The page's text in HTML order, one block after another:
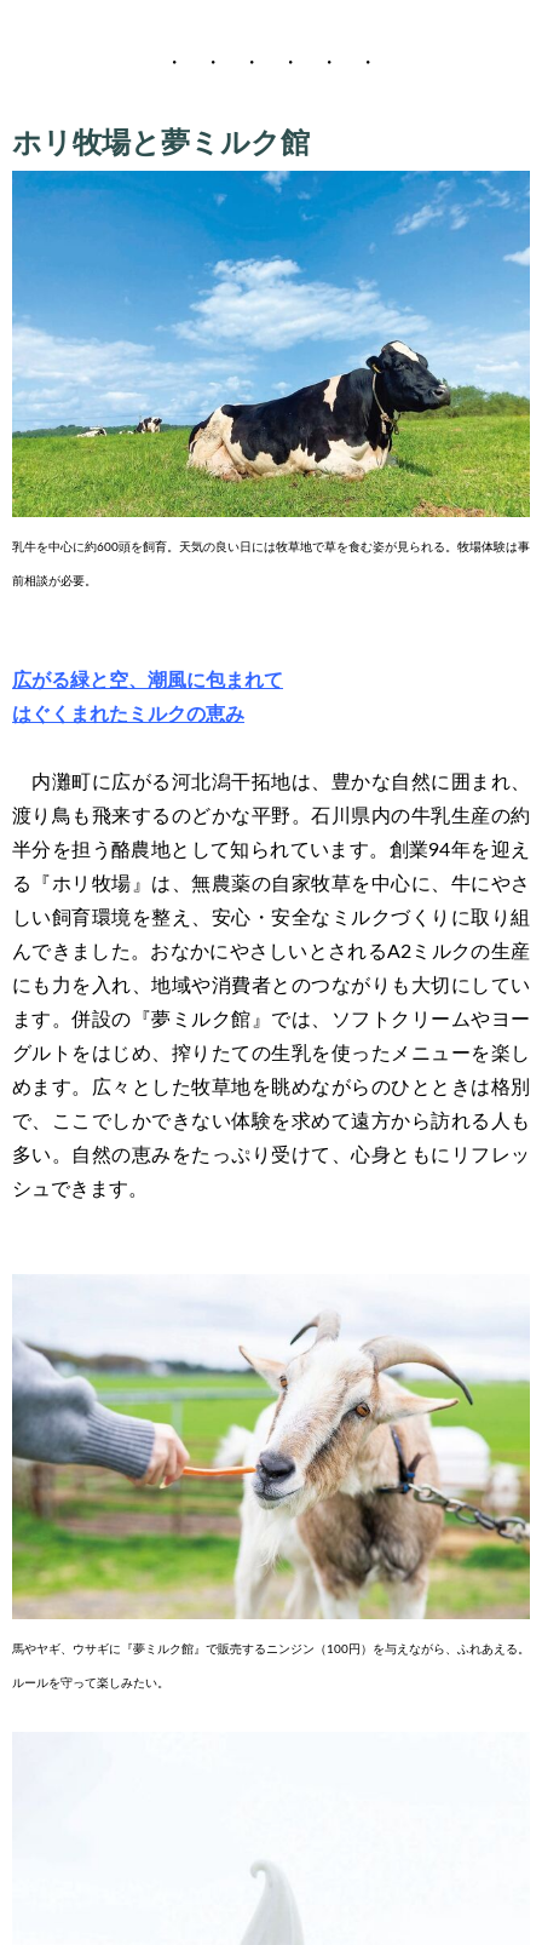
・ ・ ・ ・ ・ ・
ホリ牧場と夢ミルク館
乳牛を中心に約600頭を飼育。天気の良い日には牧草地で草を食む姿が見られる。牧場体験は事
前相談が必要。
広がる緑と空、潮風に包まれて
はぐくまれたミルクの恵み
内灘町に広がる河北潟干拓地は、豊かな自然に囲まれ、
渡り鳥も飛来するのどかな平野。石川県内の牛乳生産の約
半分を担う酪農地として知られています。創業94年を迎え
る『ホリ牧場』は、無農薬の自家牧草を中心に、牛にやさ
しい飼育環境を整え、安心・安全なミルクづくりに取り組
んできました。おなかにやさしいとされるA2ミルクの生産
にも力を入れ、地域や消費者とのつながりも大切にしてい
ます。併設の『夢ミルク館』では、ソフトクリームやヨー
グルトをはじめ、搾りたての生乳を使ったメニューを楽し
めます。広々とした牧草地を眺めながらのひとときは格別
で、ここでしかできない体験を求めて遠方から訪れる人も
多い。自然の恵みをたっぷり受けて、心身ともにリフレッ
シュできます。
馬やヤギ、ウサギに『夢ミルク館』で販売するニンジン（100円）を与えながら、ふれあえる。
ルールを守って楽しみたい。